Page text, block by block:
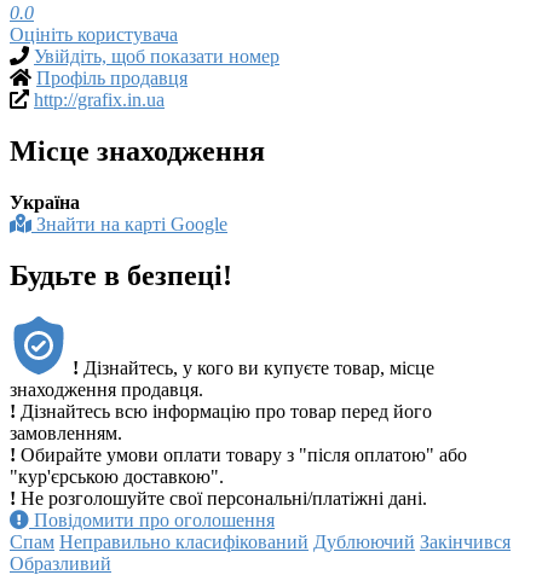
0.0
Оцініть користувача
Увійдіть, щоб показати номер
Профіль продавця
http://grafix.in.ua
Місце знаходження
Україна
Знайти на карті Google
Будьте в безпеці!
! Дізнайтесь, у кого ви купуєте товар, місце
знаходження продавця.
! Дізнайтесь всю інформацію про товар перед його
замовленням.
! Обирайте умови оплати товару з "після оплатою" або
"кур'єрською доставкою".
! Не розголошуйте свої персональні/платіжні дані.
Повідомити про оголошення
Спам Неправильно класифікований Дублюючий Закінчився
Образливий